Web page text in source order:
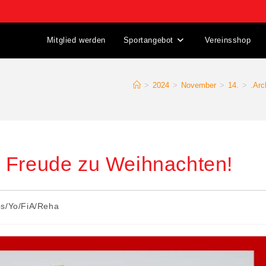
Mitglied werden Sportangebot Vereinsshop
> 2024 > November > 14. >
zu Weihnachten!
Yo/FiA/Reha